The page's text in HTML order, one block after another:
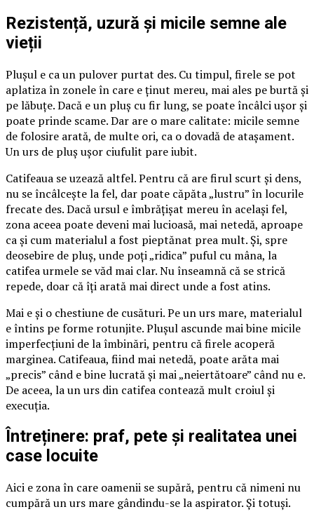
Rezistență, uzură și micile semne ale
vieții
Plușul e ca un pulover purtat des. Cu timpul, firele se pot
aplatiza în zonele în care e ținut mereu, mai ales pe burtă și
pe lăbuțe. Dacă e un pluș cu fir lung, se poate încâlci ușor și
poate prinde scame. Dar are o mare calitate: micile semne
de folosire arată, de multe ori, ca o dovadă de atașament.
Un urs de pluș ușor ciufulit pare iubit.
Catifeaua se uzează altfel. Pentru că are firul scurt și dens,
nu se încâlcește la fel, dar poate căpăta „lustru” în locurile
frecate des. Dacă ursul e îmbrățișat mereu în același fel,
zona aceea poate deveni mai lucioasă, mai netedă, aproape
ca și cum materialul a fost pieptănat prea mult. Și, spre
deosebire de pluș, unde poți „ridica” puful cu mâna, la
catifea urmele se văd mai clar. Nu înseamnă că se strică
repede, doar că îți arată mai direct unde a fost atins.
Mai e și o chestiune de cusături. Pe un urs mare, materialul
e întins pe forme rotunjite. Plușul ascunde mai bine micile
imperfecțiuni de la îmbinări, pentru că firele acoperă
marginea. Catifeaua, fiind mai netedă, poate arăta mai
„precis” când e bine lucrată și mai „neiertătoare” când nu e.
De aceea, la un urs din catifea contează mult croiul și
execuția.
Întreținere: praf, pete și realitatea unei
case locuite
Aici e zona în care oamenii se supără, pentru că nimeni nu
cumpără un urs mare gândindu-se la aspirator. Și totuși.